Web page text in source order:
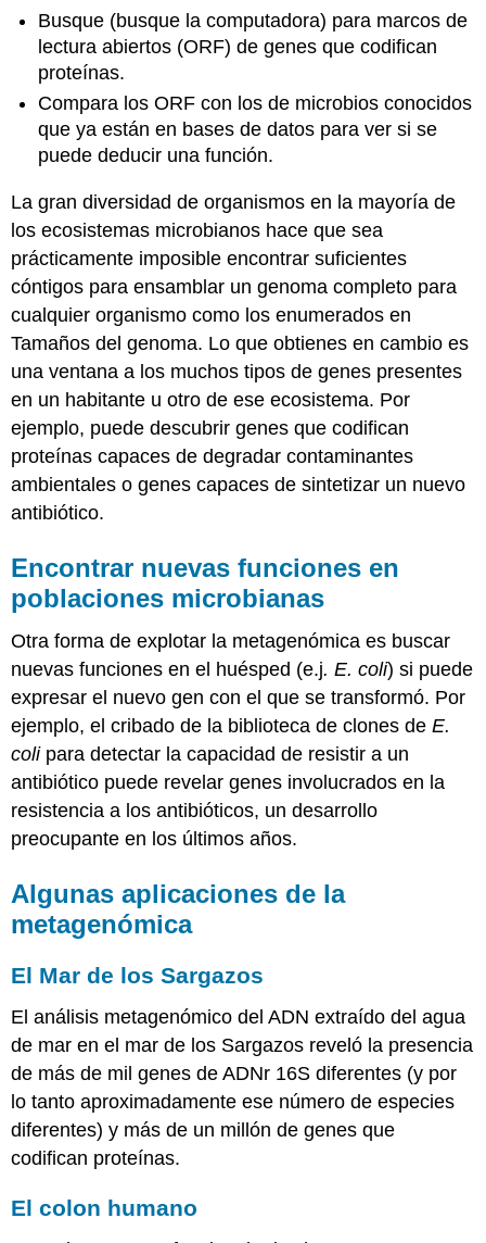
Busque (busque la computadora) para marcos de
lectura abiertos (ORF) de genes que codifican
proteínas.
Compara los ORF con los de microbios conocidos
que ya están en bases de datos para ver si se
puede deducir una función.
La gran diversidad de organismos en la mayoría de
los ecosistemas microbianos hace que sea
prácticamente imposible encontrar suficientes
cóntigos para ensamblar un genoma completo para
cualquier organismo como los enumerados en
Tamaños del genoma. Lo que obtienes en cambio es
una ventana a los muchos tipos de genes presentes
en un habitante u otro de ese ecosistema. Por
ejemplo, puede descubrir genes que codifican
proteínas capaces de degradar contaminantes
ambientales o genes capaces de sintetizar un nuevo
antibiótico.
Encontrar nuevas funciones en
poblaciones microbianas
Otra forma de explotar la metagenómica es buscar
nuevas funciones en el huésped (e.j. E. coli) si puede
expresar el nuevo gen con el que se transformó. Por
ejemplo, el cribado de la biblioteca de clones deE.
colipara detectar la capacidad de resistir a un
antibiótico puede revelar genes involucrados en la
resistencia a los antibióticos, un desarrollo
preocupante en los últimos años.
Algunas aplicaciones de la
metagenómica
El Mar de los Sargazos
El análisis metagenómico del ADN extraído del agua
de mar en el mar de los Sargazos reveló la presencia
de más de mil genes de ADNr 16S diferentes (y por
lo tanto aproximadamente ese número de especies
diferentes) y más de un millón de genes que
codifican proteínas.
El colon humano